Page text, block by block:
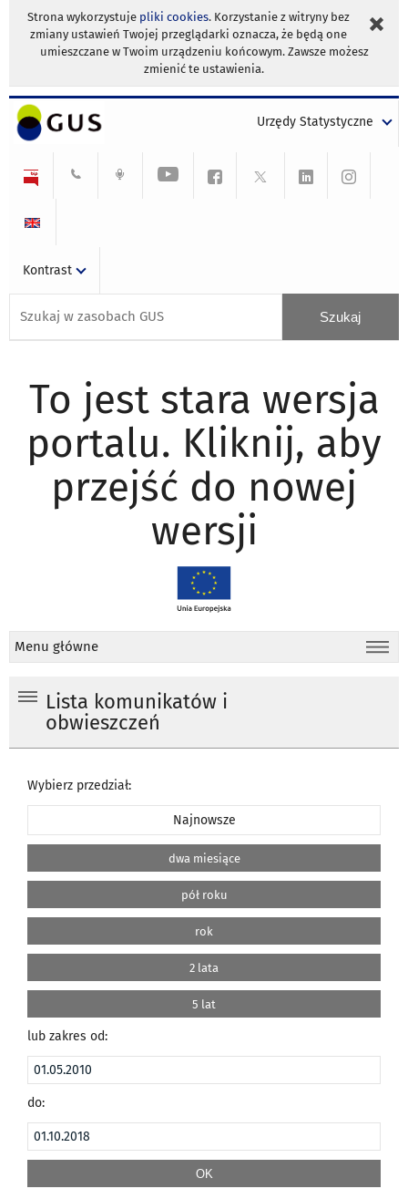
Strona wykorzystuje pliki cookies. Korzystanie z witryny bez
zmiany ustawień Twojej przeglądarki oznacza, że będą one
umieszczane w Twoim urządzeniu końcowym. Zawsze możesz
zmienić te ustawienia.
Urzędy Statystyczne
Kontrast
To jest stara wersja
portalu. Kliknij, aby
przejść do nowej
wersji
Menu główne
Lista komunikatów i
obwieszczeń
Wybierz przedział:
Najnowsze
dwa miesiące
pół roku
rok
2 lata
5 lat
lub zakres od:
do: